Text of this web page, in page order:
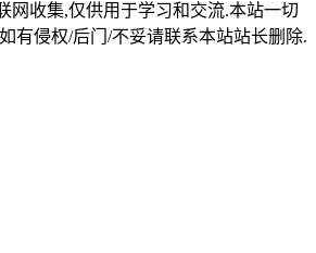
网收集,仅供用于学习和交流.本站一切
有侵权/后门/不妥请联系本站站长删除.